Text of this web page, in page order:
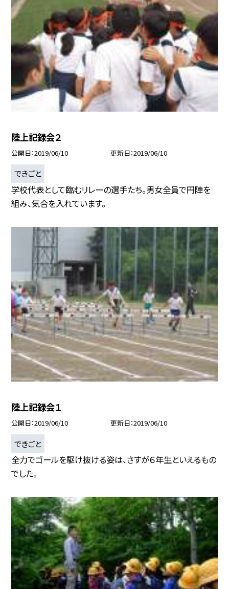
陸上記録会２
公開日 2019/06/10 更新日 2019/06/10
できごと
学校代表として臨むリレーの選手たち。男女全員で円陣を
組み、気合を入れています。
陸上記録会１
公開日 2019/06/10 更新日 2019/06/10
できごと
全力でゴールを駆け抜ける姿は、さすが６年生といえるもの
でした。